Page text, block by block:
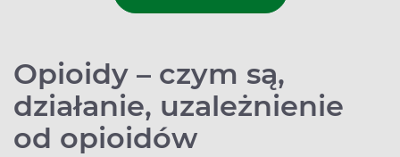
Opioidy – czym są,
działanie, uzależnienie
od opioidów